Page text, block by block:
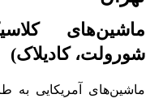
ماشین‌های
شورولت، کادیلاک)
ماشین‌های آمریکایی به